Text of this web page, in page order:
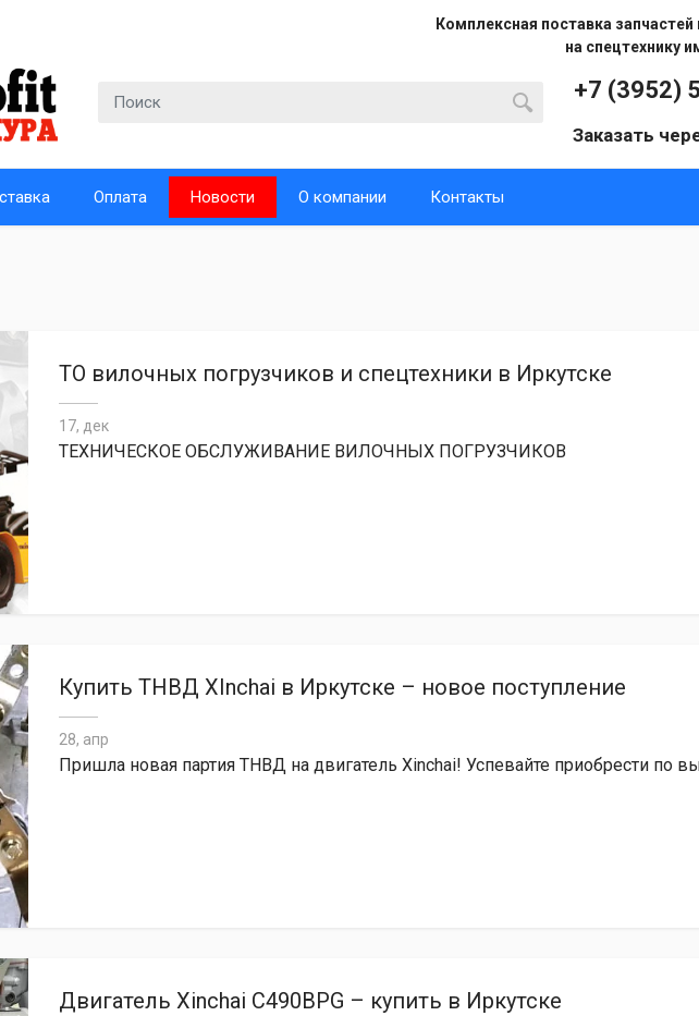
Комплексная поставка
на спецтехнику
Оплата Новости О компании Контакты
+7 (3952)
Заказать
ТО вилочных погрузчиков и спецтехники в Иркутске
17, дек
ТЕХНИЧЕСКОЕ ОБСЛУЖИВАНИЕ ВИЛОЧНЫХ ПОГРУЗЧИКОВ
Купить ТНВД XInchai в Иркутске – новое поступление
28, апр
Пришла новая партия ТНВД на двигатель Xinchai! Успевайте приобрести по
Двигатель Xinchai C490BPG – купить в Иркутске